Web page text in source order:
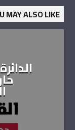
MAY ALSO LIKE